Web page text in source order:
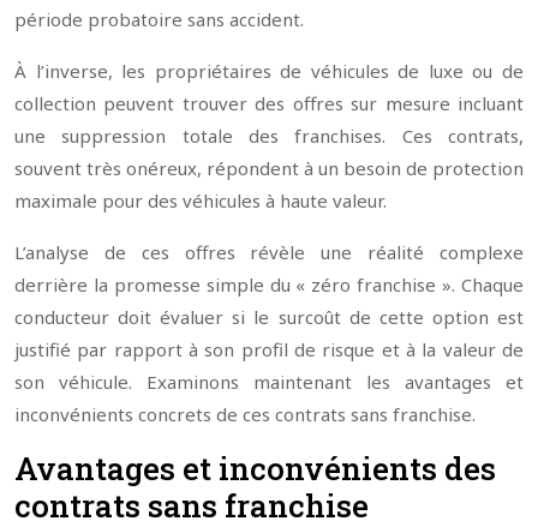
période probatoire sans accident.
À l’inverse, les propriétaires de véhicules de luxe ou de
collection peuvent trouver des offres sur mesure incluant
une suppression totale des franchises. Ces contrats,
souvent très onéreux, répondent à un besoin de protection
maximale pour des véhicules à haute valeur.
L’analyse de ces offres révèle une réalité complexe
derrière la promesse simple du « zéro franchise ». Chaque
conducteur doit évaluer si le surcoût de cette option est
justifié par rapport à son profil de risque et à la valeur de
son véhicule. Examinons maintenant les avantages et
inconvénients concrets de ces contrats sans franchise.
Avantages et inconvénients des
contrats sans franchise